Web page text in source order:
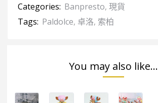
Categories: Banpresto, 現貨
Tags: Paldolce, 卓洛, 索柏
You may also like...